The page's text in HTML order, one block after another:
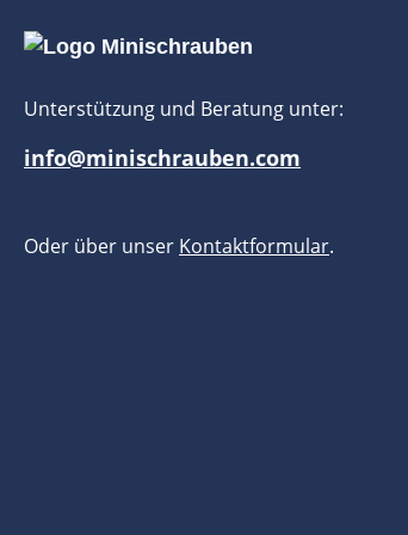
Unterstützung und Beratung unter:
info@minischrauben.com
Oder über unser Kontaktformular.